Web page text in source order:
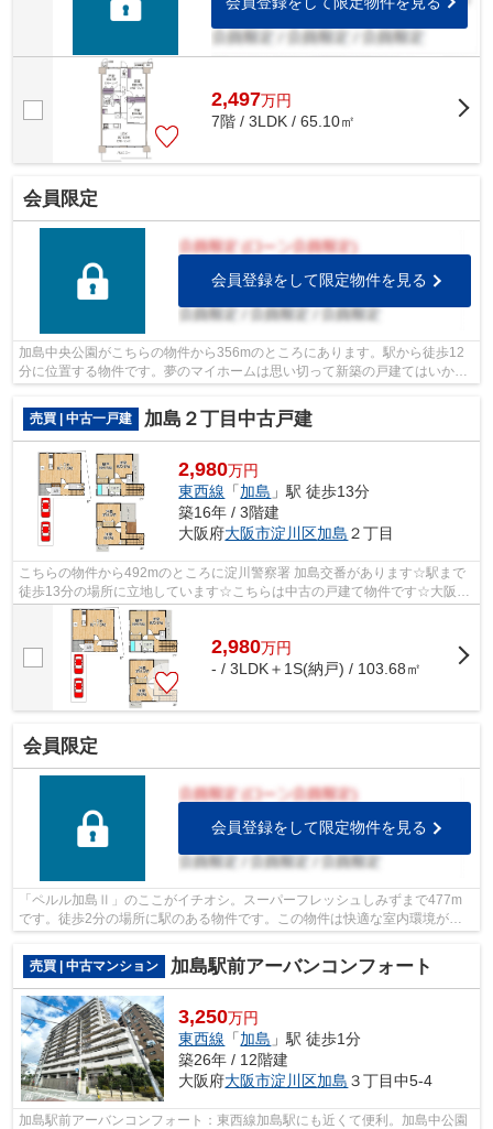
2,497万円
7階 / 3LDK / 65.10㎡
会員限定
会員登録をして限定物件を見る
加島中央公園がこちらの物件から356mのところにあります。駅から徒歩12
分に位置する物件です。夢のマイホームは思い切って新築の戸建てはいかが
でしょうか。好評の新築物件なので、お...
売買 | 中古一戸建
加島２丁目中古戸建
2,980万円
東西線 「加島 」駅 徒歩13分
築16年 / 3階建
大阪府大阪市淀川区加島 ２丁目
こちらの物件から492mのところに淀川警察署 加島交番があります☆駅まで
徒歩13分の場所に立地しています☆こちらは中古の戸建て物件です☆大阪市
淀川区周辺の売買戸建て情報なら、ライフ...
2,980万円
- / 3LDK＋1S(納戸) / 103.68㎡
会員限定
会員登録をして限定物件を見る
「ペルル加島Ⅱ」のここがイチオシ。スーパーフレッシュしみずまで477m
です。徒歩2分の場所に駅のある物件です。この物件は快適な室内環境が魅
力の中古マンションとなっています。大阪...
売買 | 中古マンション
加島駅前アーバンコンフォート
3,250万円
東西線 「加島 」駅 徒歩1分
築26年 / 12階建
大阪府大阪市淀川区加島 ３丁目中5-4
加島駅前アーバンコンフォート：東西線加島駅にも近くて便利。加島中公園